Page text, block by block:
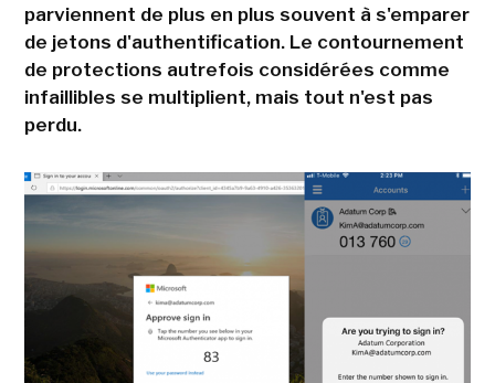
parviennent de plus en plus souvent à s'emparer
de jetons d'authentification. Le contournement
de protections autrefois considérées comme
infaillibles se multiplient, mais tout n'est pas
perdu.